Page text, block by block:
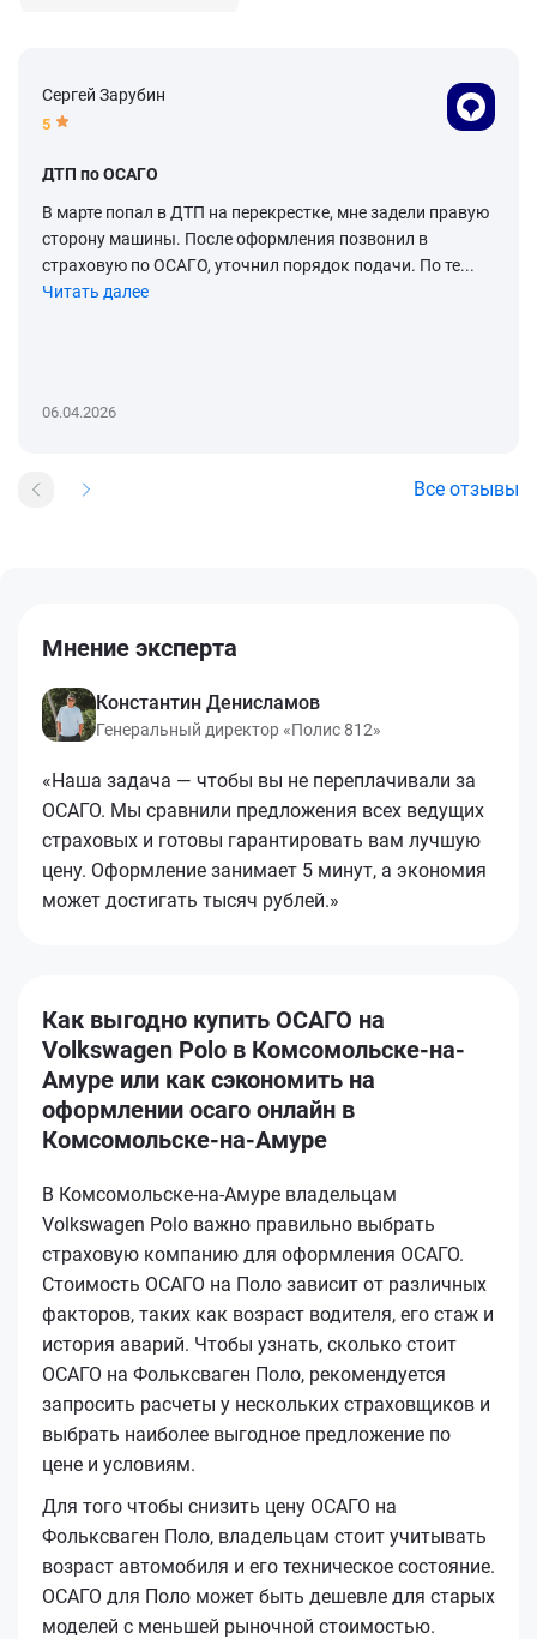
Сергей Зарубин
5
ДТП по ОСАГО
В марте попал в ДТП на перекрестке, мне задели правую
сторону машины. После оформления позвонил в
страховую по ОСАГО, уточнил порядок подачи. По те...
Читать далее
06.04.2026
Все отзывы
Мнение эксперта
Константин Денисламов
Генеральный директор «Полис 812»
«Наша задача — чтобы вы не переплачивали за
ОСАГО. Мы сравнили предложения всех ведущих
страховых и готовы гарантировать вам лучшую
цену. Оформление занимает 5 минут, а экономия
может достигать тысяч рублей.»
Как выгодно купить ОСАГО на
Volkswagen Polo в Комсомольске-на-
Амуре или как сэкономить на
оформлении осаго онлайн в
Комсомольске-на-Амуре
В Комсомольске-на-Амуре владельцам
Volkswagen Polo важно правильно выбрать
страховую компанию для оформления ОСАГО.
Стоимость ОСАГО на Поло зависит от различных
факторов, таких как возраст водителя, его стаж и
история аварий. Чтобы узнать, сколько стоит
ОСАГО на Фольксваген Поло, рекомендуется
запросить расчеты у нескольких страховщиков и
выбрать наиболее выгодное предложение по
цене и условиям.
Для того чтобы снизить цену ОСАГО на
Фольксваген Поло, владельцам стоит учитывать
возраст автомобиля и его техническое состояние.
ОСАГО для Поло может быть дешевле для старых
моделей с меньшей рыночной стоимостью.